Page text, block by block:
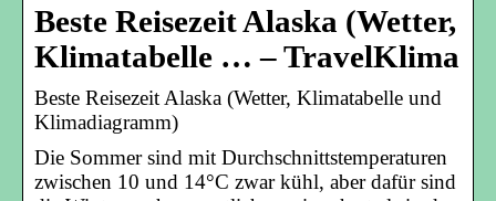
Beste Reisezeit Alaska (Wetter,
Klimatabelle … – TravelKlima
Beste Reisezeit Alaska (Wetter, Klimatabelle und
Klimadiagramm)
Die Sommer sind mit Durchschnittstemperaturen
zwischen 10 und 14°C zwar kühl, aber dafür sind